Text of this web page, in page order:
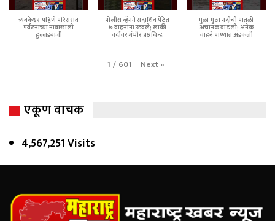
त्र्यंबकेश्वर-पहिणे परिसरात
पर्यटनाच्या नावाखाली
हुल्लडबाजी
पोलीस व्हॅनने सदाशिव पेठेत
७ वाहनांना उडवले; खाकी
वर्दीवर गंभीर प्रश्नचिन्ह
मुळा-मुठा नदीची पातळी
अचानक वाढली; अनेक
वाहने पाण्यात अडकली
1 / 601 Next»
एकूण वाचक
4,567,251 Visits